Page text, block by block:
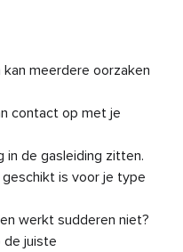
meerdere oorzaken
contact op met je
in de gasleiding zitten.
is voor je type
werkt sudderen niet?
de juiste